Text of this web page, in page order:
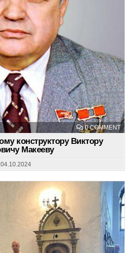
0 COMMENT
конструктору Виктору
Макееву
04.10.2024